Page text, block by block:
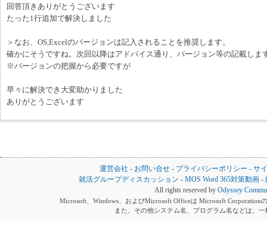
回答頂きありがとうございます
たった1行追加で解決しました
＞なお、OS,Excelのバージョンは記入されることを推奨します。
確かにそうですね。次回以降はアドバイス通り、バージョン等の記載しま
※バージョンの把握から必要ですが
早々に解決でき大変助かりました
ありがとうございます
運営会社 - お問い合せ - プライバシーポリシー - サ
就活グループディスカッション -MOS Word 365対策動画 -
All rights reserved by Odyssey
Microsoft、Windows、およびMicrosoft Officeは Microsoft Corporation
また、その他システム名、プログラム名などは、